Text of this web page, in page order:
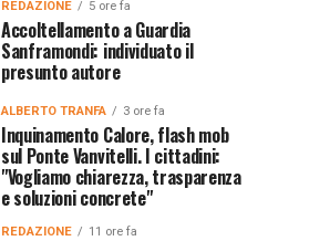
REDAZIONE 5 ore fa
Accoltellamento a Guardia
Sanframondi: individuato il
presunto autore
ALBERTO TRANFA 3 ore fa
Inquinamento Calore, flash mob
sul Ponte Vanvitelli. I cittadini:
"Vogliamo chiarezza, trasparenza
e soluzioni concrete"
REDAZIONE 11 ore fa